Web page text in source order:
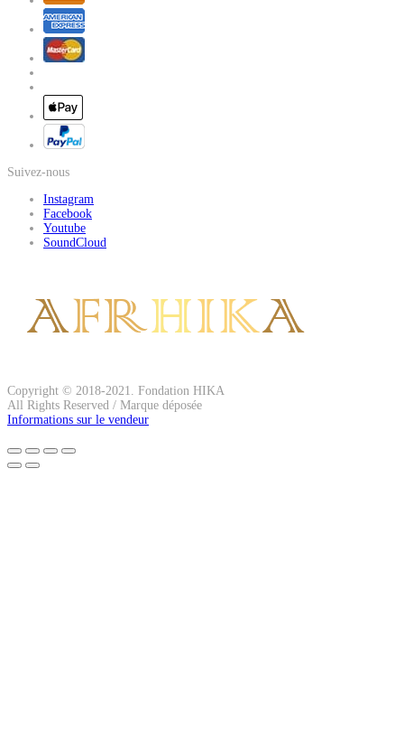
Suivez-nous
Instagram
Facebook
Youtube
SoundCloud
Copyright © 2018-2021. Fondation HIKA
All Rights Reserved / Marque déposée
Informations sur le vendeur